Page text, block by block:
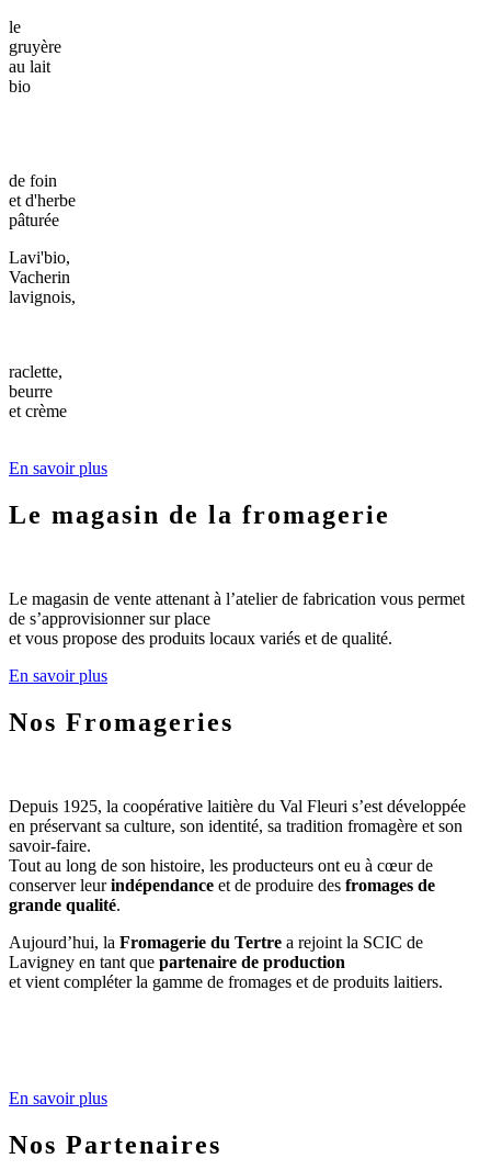
le
gruyère
au lait
bio
de foin
et d'herbe
pâturée
Lavi'bio,
Vacherin
lavignois,
raclette,
beurre
et crème
En savoir plus
Le magasin de la fromagerie
Le magasin de vente attenant à l’atelier de fabrication vous permet
de s’approvisionner sur place
et vous propose des produits locaux variés et de qualité.
En savoir plus
Nos Fromageries
Depuis 1925, la coopérative laitière du Val Fleuri s’est développée
en préservant sa culture, son identité, sa tradition fromagère et son
savoir-faire.
Tout au long de son histoire, les producteurs ont eu à cœur de
conserver leurindépendance et de produire des fromages de
grande qualité.
Aujourd’hui, la Fromagerie du Tertre a rejoint la SCIC de
Lavigney en tant que partenaire de production
et vient compléter la gamme de fromages et de produits laitiers.
En savoir plus
Nos Partenaires